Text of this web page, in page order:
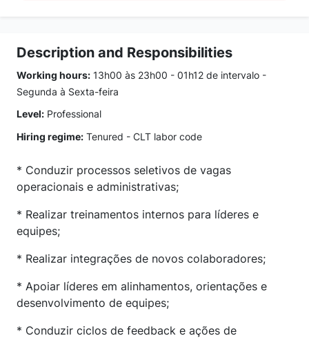
Description and Responsibilities
Working hours: 13h00 às 23h00 - 01h12 de intervalo -
Segunda à Sexta-feira
Level: Professional
Hiring regime: Tenured - CLT labor code
* Conduzir processos seletivos de vagas
operacionais e administrativas;
* Realizar treinamentos internos para líderes e
equipes;
* Realizar integrações de novos colaboradores;
* Apoiar líderes em alinhamentos, orientações e
desenvolvimento de equipes;
* Conduzir ciclos de feedback e ações de